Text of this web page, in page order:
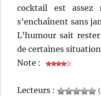
cocktail est assez
s’enchaînent sans
L’humour sait
de certaines
Note :
Lecteurs : (